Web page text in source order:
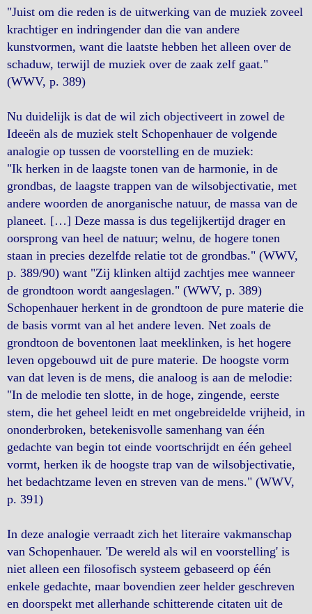
"Juist om die reden is de uitwerking van de muziek zoveel
krachtiger en indringender dan die van andere
kunstvormen, want die laatste hebben het alleen over de
schaduw, terwijl de muziek over de zaak zelf gaat."
(WWV, p. 389)
Nu duidelijk is dat de wil zich objectiveert in zowel de
Ideeën als de muziek stelt Schopenhauer de volgende
analogie op tussen de voorstelling en de muziek:
"Ik herken in de laagste tonen van de harmonie, in de
grondbas, de laagste trappen van de wilsobjectivatie, met
andere woorden de anorganische natuur, de massa van de
planeet. […] Deze massa is dus tegelijkertijd drager en
oorsprong van heel de natuur; welnu, de hogere tonen
staan in precies dezelfde relatie tot de grondbas." (WWV,
p. 389/90) want "Zij klinken altijd zachtjes mee wanneer
de grondtoon wordt aangeslagen." (WWV, p. 389)
Schopenhauer herkent in de grondtoon de pure materie die
de basis vormt van al het andere leven. Net zoals de
grondtoon de boventonen laat meeklinken, is het hogere
leven opgebouwd uit de pure materie. De hoogste vorm
van dat leven is de mens, die analoog is aan de melodie:
"In de melodie ten slotte, in de hoge, zingende, eerste
stem, die het geheel leidt en met ongebreidelde vrijheid, in
ononderbroken, betekenisvolle samenhang van één
gedachte van begin tot einde voortschrijdt en één geheel
vormt, herken ik de hoogste trap van de wilsobjectivatie,
het bedachtzame leven en streven van de mens." (WWV,
p. 391)
In deze analogie verraadt zich het literaire vakmanschap
van Schopenhauer. 'De wereld als wil en voorstelling' is
niet alleen een filosofisch systeem gebaseerd op één
enkele gedachte, maar bovendien zeer helder geschreven
en doorspekt met allerhande schitterende citaten uit de